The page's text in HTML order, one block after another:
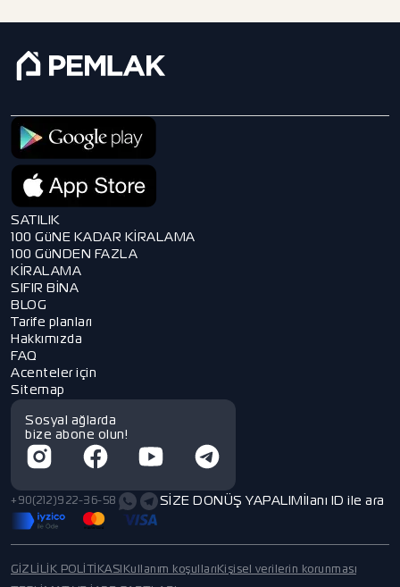
SATILIK
100 GüNE KADAR KİRALAMA
100 GüNDEN FAZLA
KİRALAMA
SIFIR BİNA
BLOG
Tarife planları
Hakkımızda
FAQ
Acenteler için
Sitemap
Sosyal ağlarda
bize abone olun!
+90(212)922-36-58 SİZE DONÜŞ YAPALIM İlanı ID ile ara
GİZLİLİK POLİTİKASI Kullanım koşulları Kişisel verilerin korunması